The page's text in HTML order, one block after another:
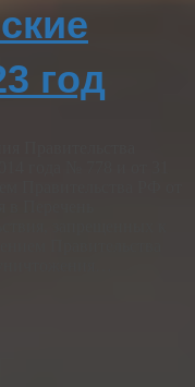
год